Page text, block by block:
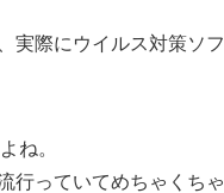
実際にウイルス対策ソフ
ね。
行っていてめちゃくちゃ